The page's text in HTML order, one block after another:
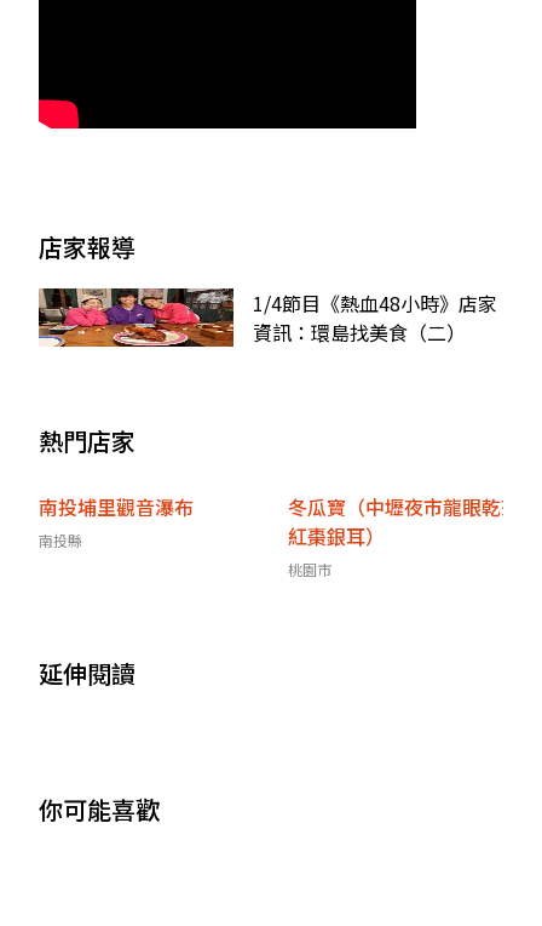
店家報導
1/4節目《熱血48小時》店家
資訊：環島找美食（二）
熱門店家
南投埔里觀音瀑布
南投縣
冬瓜寶（中壢夜市龍眼乾茶
紅棗銀耳）
桃園市
延伸閱讀
你可能喜歡